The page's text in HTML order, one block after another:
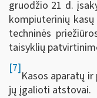
gruodžio 21 d.
kompiuterinių
techninės
taisyklių
[7]
Kasos aparatų
jų įgalioti atstovai.